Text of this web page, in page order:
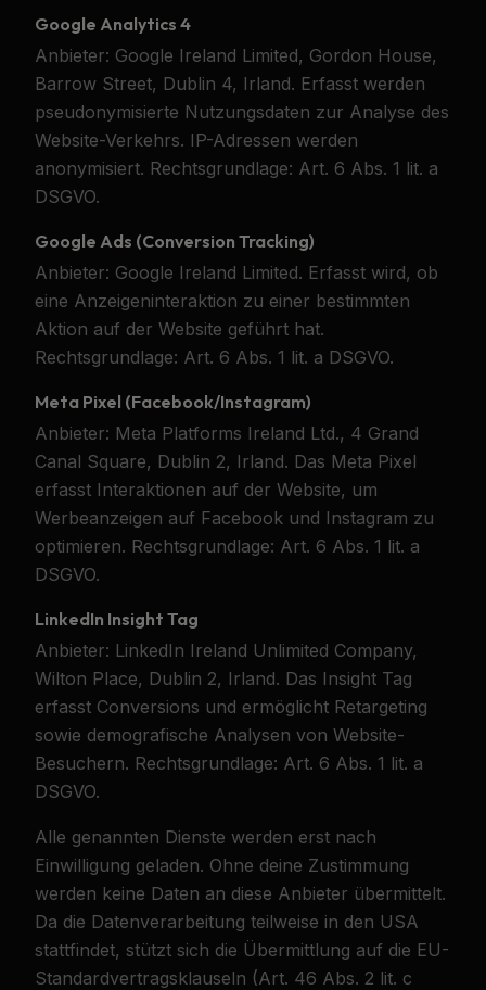
Google Analytics 4
Anbieter: Google Ireland Limited, Gordon House,
Barrow Street, Dublin 4, Irland. Erfasst werden
pseudonymisierte Nutzungsdaten zur Analyse des
Website-Verkehrs. IP-Adressen werden
anonymisiert. Rechtsgrundlage: Art. 6 Abs. 1 lit. a
DSGVO.
Google Ads (Conversion Tracking)
Anbieter: Google Ireland Limited. Erfasst wird, ob
eine Anzeigeninteraktion zu einer bestimmten
Aktion auf der Website geführt hat.
Rechtsgrundlage: Art. 6 Abs. 1 lit. a DSGVO.
Meta Pixel (Facebook/Instagram)
Anbieter: Meta Platforms Ireland Ltd., 4 Grand
Canal Square, Dublin 2, Irland. Das Meta Pixel
erfasst Interaktionen auf der Website, um
Werbeanzeigen auf Facebook und Instagram zu
optimieren. Rechtsgrundlage: Art. 6 Abs. 1 lit. a
DSGVO.
LinkedIn Insight Tag
Anbieter: LinkedIn Ireland Unlimited Company,
Wilton Place, Dublin 2, Irland. Das Insight Tag
erfasst Conversions und ermöglicht Retargeting
sowie demografische Analysen von Website-
Besuchern. Rechtsgrundlage: Art. 6 Abs. 1 lit. a
DSGVO.
Alle genannten Dienste werden erst nach
Einwilligung geladen. Ohne deine Zustimmung
werden keine Daten an diese Anbieter übermittelt.
Da die Datenverarbeitung teilweise in den USA
stattfindet, stützt sich die Übermittlung auf die EU-
Standardvertragsklauseln (Art. 46 Abs. 2 lit. c